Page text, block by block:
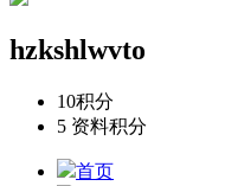
hzkshlwvto
10积分
5 资料积分
首页